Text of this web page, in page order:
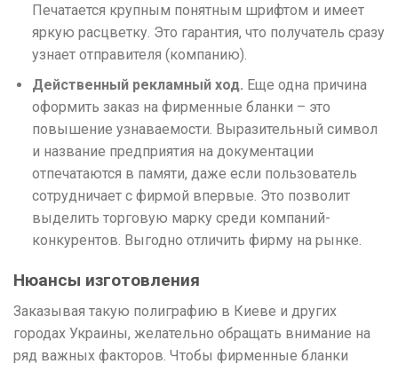
Печатается крупным понятным шрифтом и имеет
яркую расцветку. Это гарантия, что получатель сразу
узнает отправителя (компанию).
Действенный рекламный ход. Еще одна причина
оформить заказ на фирменные бланки – это
повышение узнаваемости. Выразительный символ
и название предприятия на документации
отпечатаются в памяти, даже если пользователь
сотрудничает с фирмой впервые. Это позволит
выделить торговую марку среди компаний-
конкурентов. Выгодно отличить фирму на рынке.
Нюансы изготовления
Заказывая такую полиграфию в Киеве и других
городах Украины, желательно обращать внимание на
ряд важных факторов. Чтобы фирменные бланки